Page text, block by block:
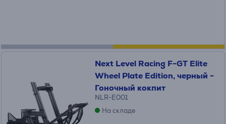
Next Level Racing F-GT Elite
Wheel Plate Edition, черный -
Гоночный кокпит
NLR-E001
На складе